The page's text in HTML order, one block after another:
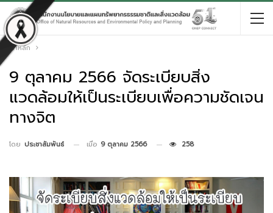
หน้าหลัก
9 ตุลาคม 2566 จัดระเบียบสิ่ง
แวดล้อมให้เป็นระเบียบเพื่อความชัดเจน
ทางจิต
โดย ประชาสัมพันธ์ เมื่อ 9 ตุลาคม 2566 258